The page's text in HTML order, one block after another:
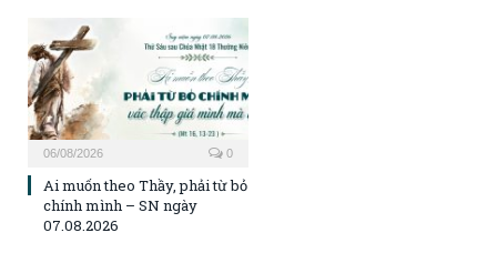
06/08/2026 0
Ai muốn theo Thầy, phải từ bỏ
chính mình – SN ngày
07.08.2026